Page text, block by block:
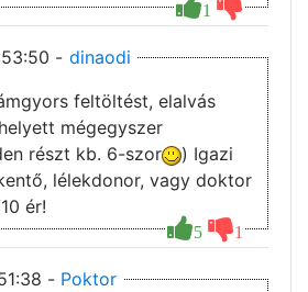
1
- dinaodi
5 1
feltöltést, elalvás
mégegyszer
részt kb. 6-szor
) Igazi
lélekdonor, vagy doktor
ér!
- Poktor